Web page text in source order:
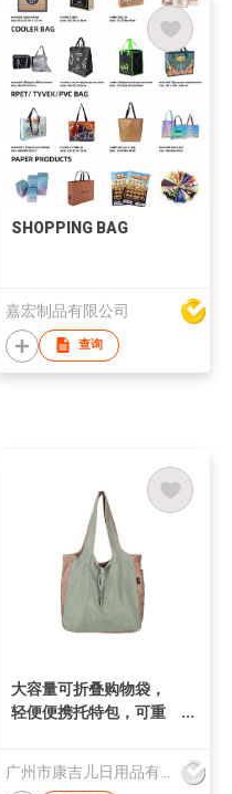
SHOPPING BAG
嘉宏制品有限公司
查询
大容量可折叠购物袋，
轻便便携托特包，可重